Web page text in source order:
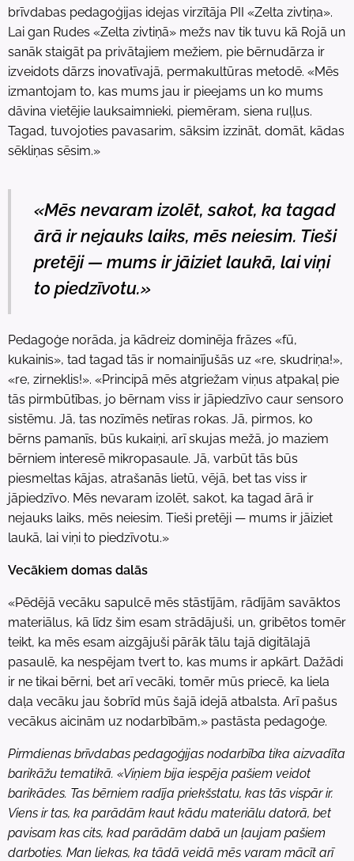
brīvdabas pedagoģijas idejas virzītāja PII «Zelta zivtiņa».
Lai gan Rudes «Zelta zivtiņā» mežs nav tik tuvu kā Rojā un
sanāk staigāt pa privātajiem mežiem, pie bērnudārza ir
izveidots dārzs inovatīvajā, permakultūras metodē. «Mēs
izmantojam to, kas mums jau ir pieejams un ko mums
dāvina vietējie lauksaimnieki, piemēram, siena ruļļus.
Tagad, tuvojoties pavasarim, sāksim izzināt, domāt, kādas
sēkliņas sēsim.»
«Mēs nevaram izolēt, sakot, ka tagad
ārā ir nejauks laiks, mēs neiesim. Tieši
pretēji — mums ir jāiziet laukā, lai viņi
to piedzīvotu.»
Pedagoģe norāda, ja kādreiz dominēja frāzes «fū,
kukainis», tad tagad tās ir nomainījušās uz «re, skudriņa!»,
«re, zirneklis!». «Principā mēs atgriežam viņus atpakaļ pie
tās pirmbūtības, jo bērnam viss ir jāpiedzīvo caur sensoro
sistēmu. Jā, tas nozīmēs netīras rokas. Jā, pirmos, ko
bērns pamanīs, būs kukaiņi, arī skujas mežā, jo maziem
bērniem interesē mikropasaule. Jā, varbūt tās būs
piesmeltas kājas, atrašanās lietū, vējā, bet tas viss ir
jāpiedzīvo. Mēs nevaram izolēt, sakot, ka tagad ārā ir
nejauks laiks, mēs neiesim. Tieši pretēji — mums ir jāiziet
laukā, lai viņi to piedzīvotu.»
Vecākiem domas dalās
«Pēdējā vecāku sapulcē mēs stāstījām, rādījām savāktos
materiālus, kā līdz šim esam strādājuši, un, gribētos tomēr
teikt, ka mēs esam aizgājuši pārāk tālu tajā digitālajā
pasaulē, ka nespējam tvert to, kas mums ir apkārt. Dažādi
ir ne tikai bērni, bet arī vecāki, tomēr mūs priecē, ka liela
daļa vecāku jau šobrīd mūs šajā idejā atbalsta. Arī pašus
vecākus aicinām uz nodarbībām,» pastāsta pedagoģe.
Pirmdienas brīvdabas pedagoģijas nodarbība tika aizvadīta
barikāžu tematikā. «Viņiem bija iespēja pašiem veidot
barikādes. Tas bērniem radīja priekšstatu, kas tās vispār ir.
Viens ir tas, ka parādām kaut kādu materiālu datorā, bet
pavisam kas cits, kad parādām dabā un ļaujam pašiem
darboties. Man liekas, ka tādā veidā mēs varam mācīt arī